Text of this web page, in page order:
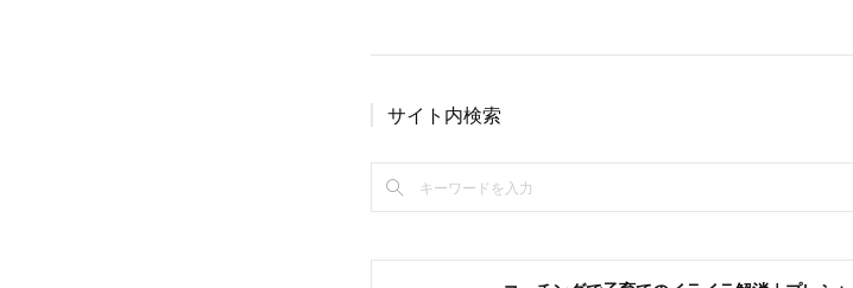
サイト内検索